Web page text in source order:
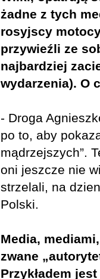
żadne z tych
rosyjscy
przywieźli ze
najbardziej
wydarzenia). O
- Droga
po to, aby
mądrzejszych”.
oni jeszcze nie
strzelali, na
Polski.
Media,
zwane
Przykładem